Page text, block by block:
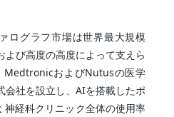
ログラフ市場は世界最大規模
よび高度の高度によって支えら
MedtronicおよびNutusの医学
会社を設立し、AIを搭載したポ
神経科クリニック全体の使用率